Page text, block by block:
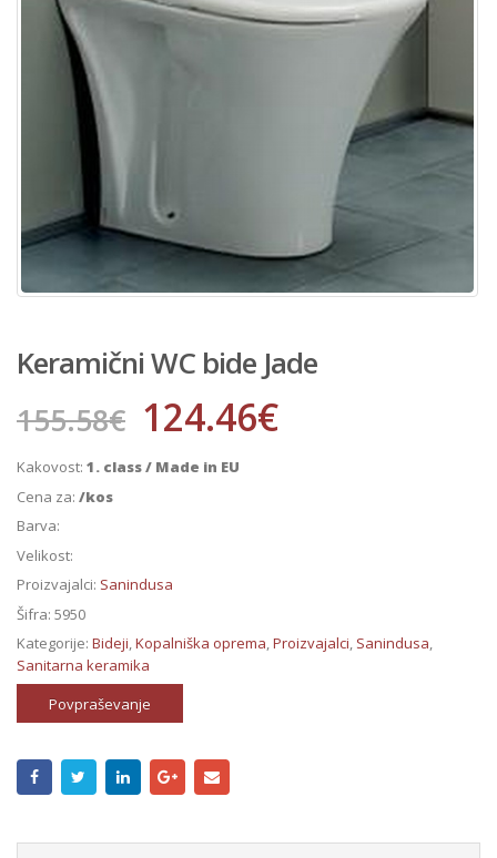
Keramični WC bide Jade
155.58€ 124.46€
Kakovost: 1. class / Made in EU
Cena za: /kos
Barva:
Velikost:
Proizvajalci: Sanindusa
Šifra: 5950
Kategorije: Bideji,Kopalniška oprema,Proizvajalci, Sanindusa,
Sanitarna keramika
Povpraševanje